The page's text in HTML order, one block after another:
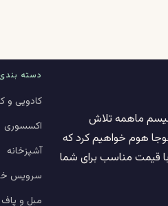
ماهمه تلاش
هوم خواهیم کرد که
قیمت مناسب برای شما
دسته
کادویی و
اکسسوری
آشپزخانه
سرویس
مبل و پاف